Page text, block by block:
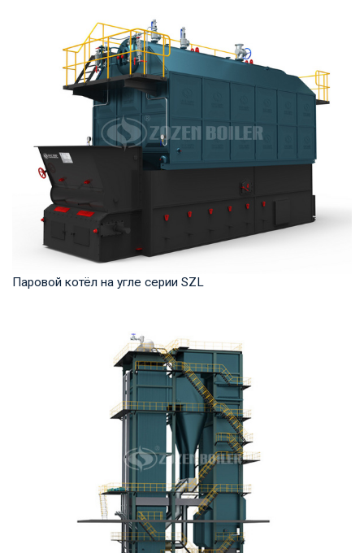
продукта: 2 – 20 т/ч Температура на выходе...
Паровой котёл на угле серии SZL
продукта: 4-35 т/ч Температура на выходе: ...